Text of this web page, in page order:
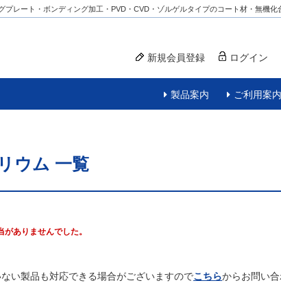
レート・ボンディング加工・PVD・CVD・ゾルゲルタイプのコート材・無機化
新規会員登録 ログイン
製品案内 ご利用案内
ウム 一覧
がありませんでした。
い製品も対応できる場合がございますのでこちらからお問い合